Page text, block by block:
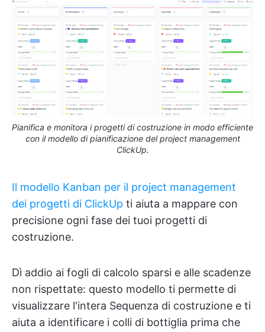
Pianifica e monitora i progetti di costruzione in modo efficiente
con il modello di pianificazione del project management
ClickUp.
Il modello Kanban per il project management
dei progetti di ClickUp ti aiuta a mappare con
precisione ogni fase dei tuoi progetti di
costruzione.
Dì addio ai fogli di calcolo sparsi e alle scadenze
non rispettate: questo modello ti permette di
visualizzare l'intera Sequenza di costruzione e ti
aiuta a identificare i colli di bottiglia prima che